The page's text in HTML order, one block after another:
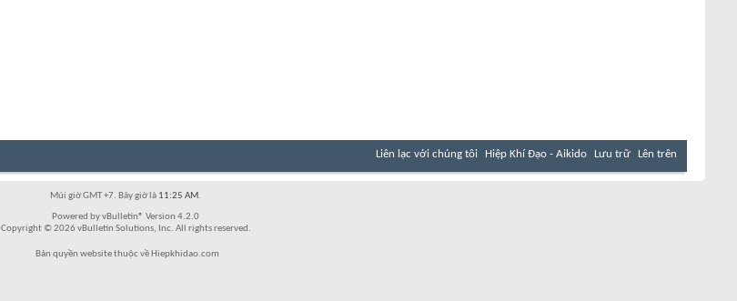
Liên lạc với chúng tôi Hiệp Khí Đạo - Aikido Lưu trữ Lên trên
Múi giờ GMT +7. Bây giờ là 11:25 AM.
Powered by vBulletin® Version 4.2.0
Copyright © 2026 vBulletin Solutions, Inc. All rights reserved.
Bản quyền website thuộc về Hiepkhidao.com